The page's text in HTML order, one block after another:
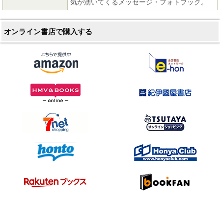
気が湧いてくるメッセージ・フォトブック。
オンライン書店で購入する